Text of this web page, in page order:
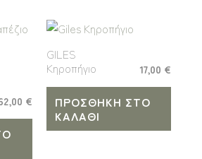
€
GILES
Κηροπήγιο
17,00 €
ΠΡΟΣΘΉΚΗ ΣΤΟ
ΚΑΛΆΘΙ